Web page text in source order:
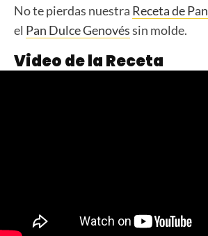
No te pierdas nuestra Receta de
el Pan Dulce Genovéssin molde.
Video de la Receta